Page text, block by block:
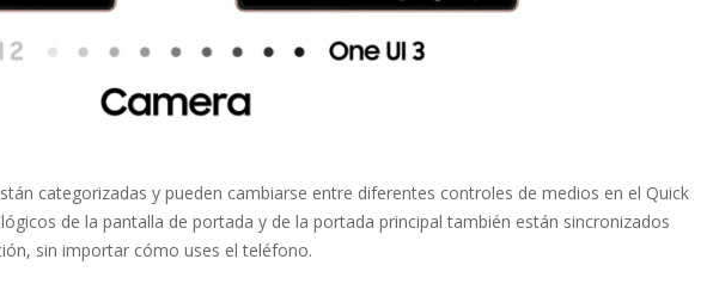
categorizadas y pueden cambiarse entre diferentes controles de medios en el Quick
de la pantalla de portada y de la portada principal también están sincronizados
sin importar cómo uses el teléfono.